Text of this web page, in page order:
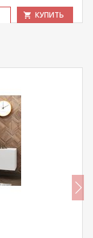
КУПИТЬ